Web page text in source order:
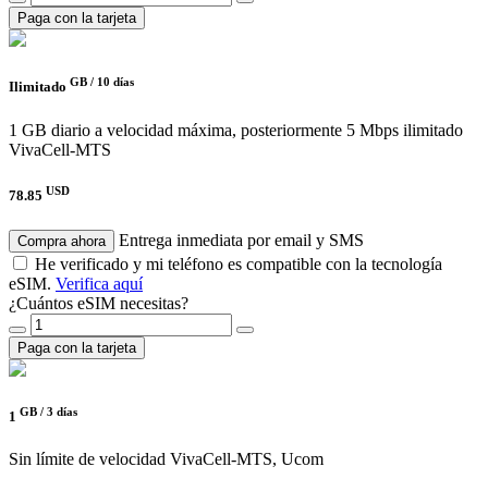
Paga con la tarjeta
Ilimitado GB / 10 días
1 GB diario a velocidad máxima, posteriormente 5 Mbps ilimitado
VivaCell-MTS
78.85 USD
Compra ahora
Entrega inmediata por email y SMS
He verificado y mi teléfono es compatible con la tecnología
eSIM. Verifica aquí
¿Cuántos eSIM necesitas?
Paga con la tarjeta
1 GB / 3 días
Sin límite de velocidad VivaCell-MTS, Ucom